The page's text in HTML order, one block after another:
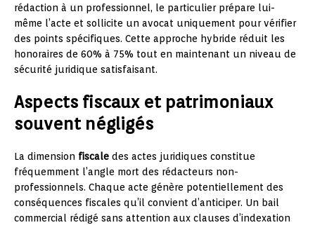
rédaction à un professionnel, le particulier prépare lui-
même l’acte et sollicite un avocat uniquement pour vérifier
des points spécifiques. Cette approche hybride réduit les
honoraires de 60% à 75% tout en maintenant un niveau de
sécurité juridique satisfaisant.
Aspects fiscaux et patrimoniaux
souvent négligés
La dimension fiscale des actes juridiques constitue
fréquemment l’angle mort des rédacteurs non-
professionnels. Chaque acte génère potentiellement des
conséquences fiscales qu’il convient d’anticiper. Un bail
commercial rédigé sans attention aux clauses d’indexation